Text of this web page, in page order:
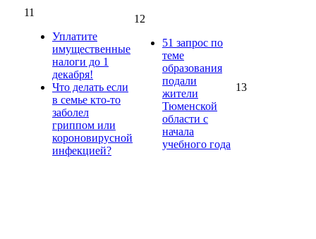
11
Уплатите
имущественные
налоги до 1
декабря!
Что делать если
в семье кто-то
заболел
гриппом или
короновирусной
инфекцией?
12
51 запрос по
теме
образования
подали
жители
Тюменской
области с
начала
учебного года
13